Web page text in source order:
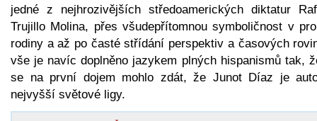
jedné z nejhrozivějších středoamerických diktatur
Trujillo Molina, přes všudepřítomnou symboličnost v
rodiny a až po časté střídání perspektiv a časových
vše je navíc doplněno jazykem plných hispanismů tak,
se na první dojem mohlo zdát, že Junot Díaz je
nejvyšší světové ligy.